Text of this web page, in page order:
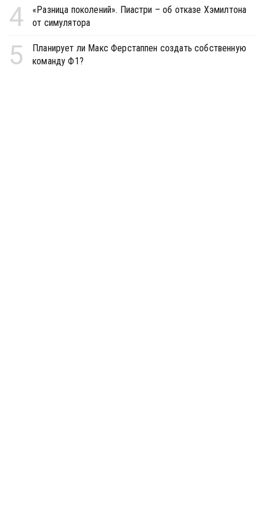
4
«Разница поколений». Пиастри – об отказе Хэмилтона
от симулятора
5
Планирует ли Макс Ферстаппен создать собственную
команду Ф1?